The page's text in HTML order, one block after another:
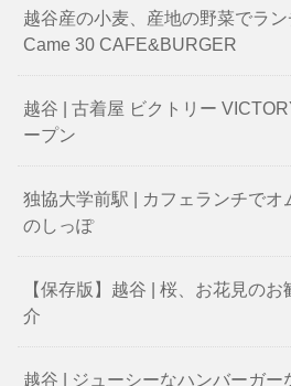
越谷産の小麦、産地の野菜でラ
Came 30 CAFE&BURGER
越谷 | 古着屋 ビクトリー
ープン
独協大学前駅 | カフェランチでオ
のしっぽ
【保存版】越谷 | 桜、お花見の
介
越谷 | ジューシーなハンバーガー